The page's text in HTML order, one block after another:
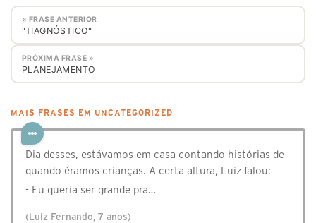
« FRASE ANTERIOR
"TIAGNÓSTICO"
PRÓXIMA FRASE »
PLANEJAMENTO
MAIS FRASES EM UNCATEGORIZED
Dia desses, estávamos em casa contando histórias de
quando éramos crianças. A certa altura, Luiz falou:
- Eu queria ser grande pra…
(Luiz Fernando, 7 anos)